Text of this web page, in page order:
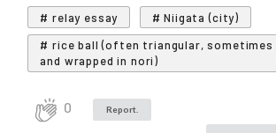
# relay essay
# Niigata (city)
# rice ball (often triangular,
and wrapped in nori)
0 Report.